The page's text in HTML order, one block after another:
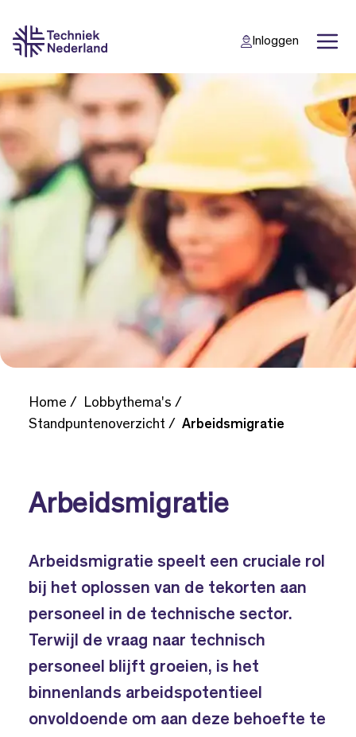
Inloggen
Back
Back
Home
Lobbythema's
Standpuntenoverzicht
Arbeidsmigratie
Arbeidsmigratie
Arbeidsmigratie speelt een cruciale rol
bij het oplossen van de tekorten aan
personeel in de technische sector.
Terwijl de vraag naar technisch
personeel blijft groeien, is het
binnenlands arbeidspotentieel
onvoldoende om aan deze behoefte te